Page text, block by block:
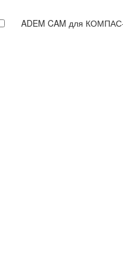
ADEM CAM для